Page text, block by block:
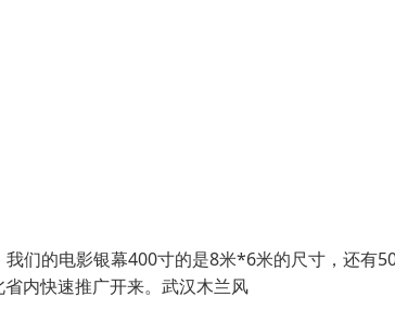
们的电影银幕400寸的是8米*6米的尺寸，还有
内快速推广开来。武汉木兰风